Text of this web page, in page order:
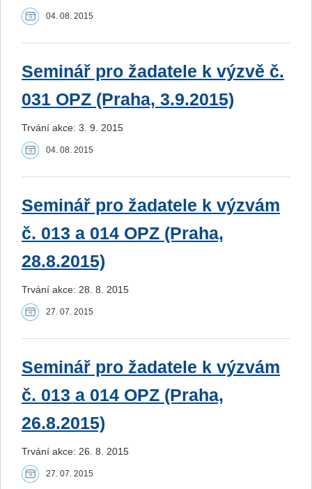
04. 08. 2015
Seminář pro žadatele k výzvě č.
031 OPZ (Praha, 3.9.2015)
Trvání akce: 3. 9. 2015
04. 08. 2015
Seminář pro žadatele k výzvám
č. 013 a 014 OPZ (Praha,
28.8.2015)
Trvání akce: 28. 8. 2015
27. 07. 2015
Seminář pro žadatele k výzvám
č. 013 a 014 OPZ (Praha,
26.8.2015)
Trvání akce: 26. 8. 2015
27. 07. 2015